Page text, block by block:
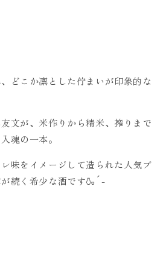
どこか凛とした佇まいが印象的な
文が、米作りから精米、搾りまで
魂の一本。
味をイメージして造られた人気ブ
続く希少な酒です🍶´-